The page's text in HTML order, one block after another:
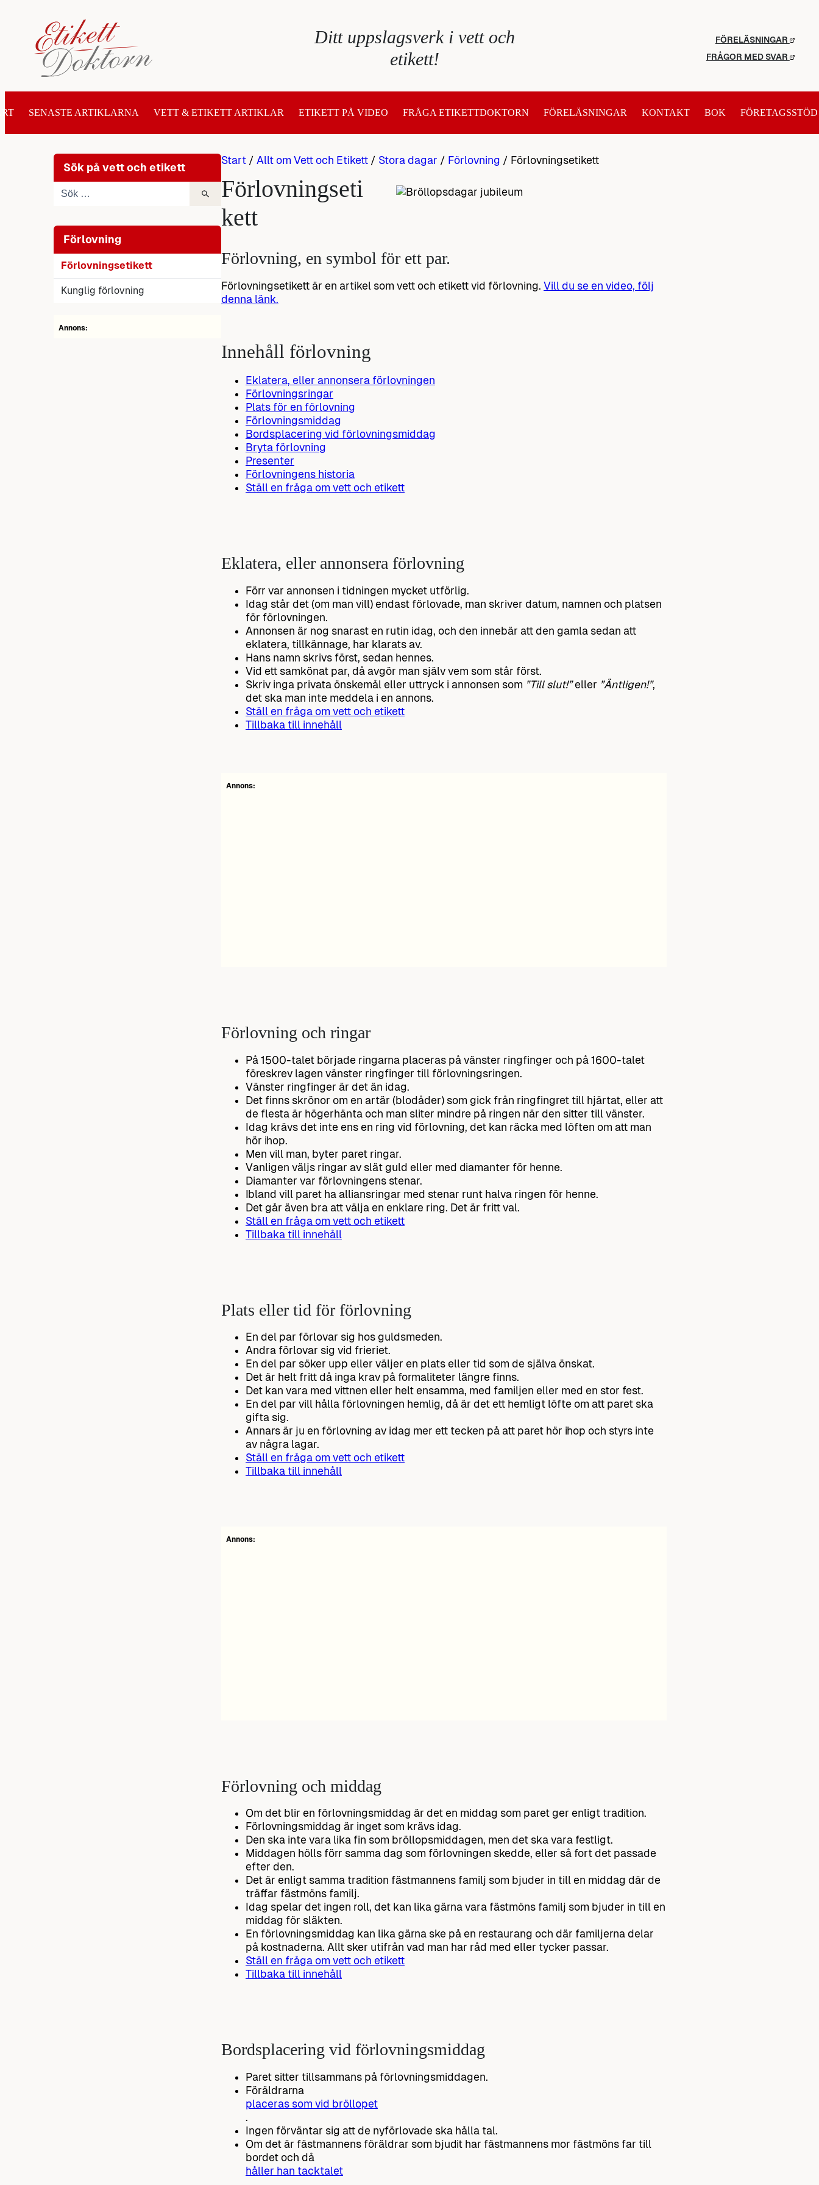
innehåll
Ditt uppslagsverk i vett och
etikett!
FÖRELÄSNINGAR
FRÅGOR MED SVAR
SENASTE ARTIKLARNA VETT & ETIKETT ARTIKLAR ETIKETT PÅ VIDEO FRÅGA ETIKETTDOKTORN FÖRELÄSNINGAR KONTAKT BOK FÖRETAGSSTÖD
Sök på vett och etikett
Förlovning
Förlovningsetikett
Kunglig förlovning
Annons:
Start / Allt om Vett och Etikett / Stora dagar / Förlovning / Förlovningsetikett
Förlovningseti
kett
Förlovning, en symbol för ett par.
Förlovningsetikett är en artikel som vett och etikett vid förlovning. Vill du se en video, följ
denna länk.
Innehåll förlovning
Eklatera, eller annonsera förlovningen
Förlovningsringar
Plats för en förlovning
Förlovningsmiddag
Bordsplacering vid förlovningsmiddag
Bryta förlovning
Presenter
Förlovningens historia
Ställ en fråga om vett och etikett
Eklatera, eller annonsera förlovning
Förr var annonsen i tidningen mycket utförlig.
Idag står det (om man vill) endast förlovade, man skriver datum, namnen och platsen
för förlovningen.
Annonsen är nog snarast en rutin idag, och den innebär att den gamla sedan att
eklatera, tillkännage, har klarats av.
Hans namn skrivs först, sedan hennes.
Vid ett samkönat par, då avgör man själv vem som står först.
Skriv inga privata önskemål eller uttryck i annonsen som ”Till slut!”eller ”Äntligen!”,
det ska man inte meddela i en annons.
Ställ en fråga om vett och etikett
Tillbaka till innehåll
Annons:
Förlovning och ringar
På 1500-talet började ringarna placeras på vänster ringfinger och på 1600-talet
föreskrev lagen vänster ringfinger till förlovningsringen.
Vänster ringfinger är det än idag.
Det finns skrönor om en artär (blodåder) som gick från ringfingret till hjärtat, eller att
de flesta är högerhänta och man sliter mindre på ringen när den sitter till vänster.
Idag krävs det inte ens en ring vid förlovning, det kan räcka med löften om att man
hör ihop.
Men vill man, byter paret ringar.
Vanligen väljs ringar av slät guld eller med diamanter för henne.
Diamanter var förlovningens stenar.
Ibland vill paret ha alliansringar med stenar runt halva ringen för henne.
Det går även bra att välja en enklare ring. Det är fritt val.
Ställ en fråga om vett och etikett
Tillbaka till innehåll
Plats eller tid för förlovning
En del par förlovar sig hos guldsmeden.
Andra förlovar sig vid frieriet.
En del par söker upp eller väljer en plats eller tid som de själva önskat.
Det är helt fritt då inga krav på formaliteter längre finns.
Det kan vara med vittnen eller helt ensamma, med familjen eller med en stor fest.
En del par vill hålla förlovningen hemlig, då är det ett hemligt löfte om att paret ska
gifta sig.
Annars är ju en förlovning av idag mer ett tecken på att paret hör ihop och styrs inte
av några lagar.
Ställ en fråga om vett och etikett
Tillbaka till innehåll
Annons:
Förlovning och middag
Om det blir en förlovningsmiddag är det en middag som paret ger enligt tradition.
Förlovningsmiddag är inget som krävs idag.
Den ska inte vara lika fin som bröllopsmiddagen, men det ska vara festligt.
Middagen hölls förr samma dag som förlovningen skedde, eller så fort det passade
efter den.
Det är enligt samma tradition fästmannens familj som bjuder in till en middag där de
träffar fästmöns familj.
Idag spelar det ingen roll, det kan lika gärna vara fästmöns familj som bjuder in till en
middag för släkten.
En förlovningsmiddag kan lika gärna ske på en restaurang och där familjerna delar
på kostnaderna. Allt sker utifrån vad man har råd med eller tycker passar.
Ställ en fråga om vett och etikett
Tillbaka till innehåll
Bordsplacering vid förlovningsmiddag
Paret sitter tillsammans på förlovningsmiddagen.
Föräldrarna
placeras som vid bröllopet
.
Ingen förväntar sig att de nyförlovade ska hålla tal.
Om det är fästmannens föräldrar som bjudit har fästmannens mor fästmöns far till
bordet och då
håller han tacktalet